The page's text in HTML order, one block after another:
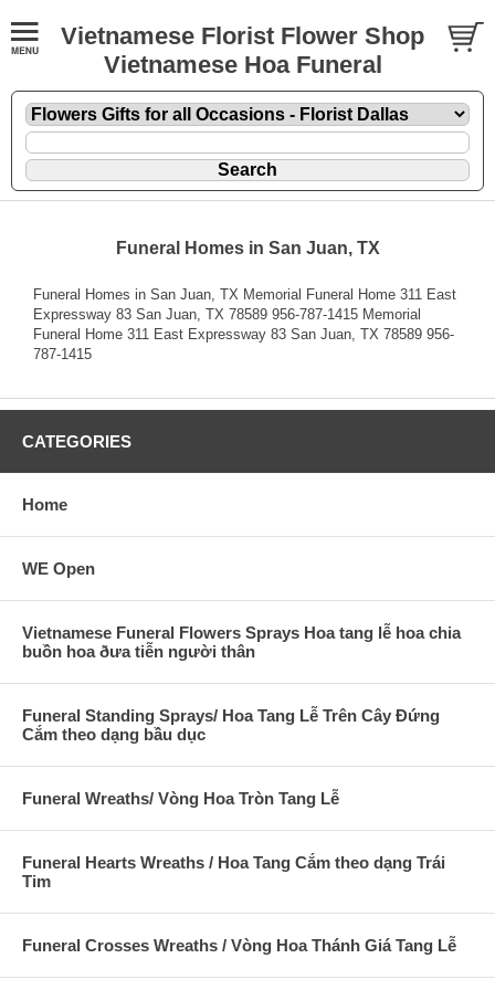
Vietnamese Florist Flower Shop
Vietnamese Hoa Funeral
Funeral Homes in San Juan, TX
Funeral Homes in San Juan, TX Memorial Funeral Home 311 East
Expressway 83 San Juan, TX 78589 956-787-1415 Memorial
Funeral Home 311 East Expressway 83 San Juan, TX 78589 956-
787-1415
CATEGORIES
Home
WE Open
Vietnamese Funeral Flowers Sprays Hoa tang lễ hoa chia
buồn hoa ðưa tiễn người thân
Funeral Standing Sprays/ Hoa Tang Lễ Trên Cây Đứng
Cắm theo dạng bầu dục
Funeral Wreaths/ Vòng Hoa Tròn Tang Lễ
Funeral Hearts Wreaths / Hoa Tang Cắm theo dạng Trái
Tim
Funeral Crosses Wreaths / Vòng Hoa Thánh Giá Tang Lễ